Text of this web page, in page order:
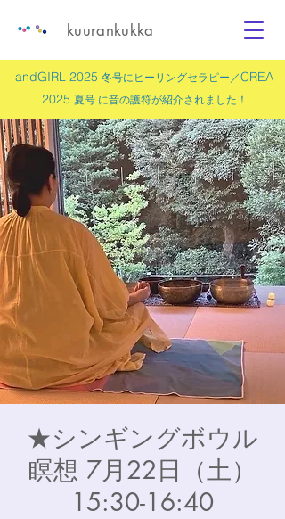
andGIRL 2025 冬号にヒーリングセラピー／CREA
2025 夏号 に音の護符が紹介されました！
kuurankukka
★シンギングボウル
瞑想 7月22日（土）
15:30-16:40